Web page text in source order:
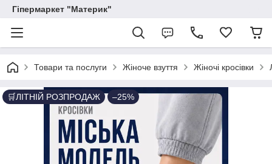
Гіпермаркет "Материк"
Товари та послуги Жіноче взуття Жіночі кросівки
🛒ЛІТНІЙ РОЗПРОДАЖ –25%